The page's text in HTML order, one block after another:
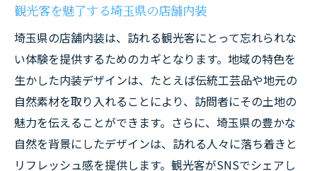
観光客を魅了する埼玉県の店舗内装
埼玉県の店舗内装は、訪れる観光客にとって忘れられな
い体験を提供するためのカギとなります。地域の特色を
生かした内装デザインは、たとえば伝統工芸品や地元の
自然素材を取り入れることにより、訪問者にその土地の
魅力を伝えることができます。さらに、埼玉県の豊かな
自然を背景にしたデザインは、訪れる人々に落ち着きと
リフレッシュ感を提供します。観光客がSNSでシェアし